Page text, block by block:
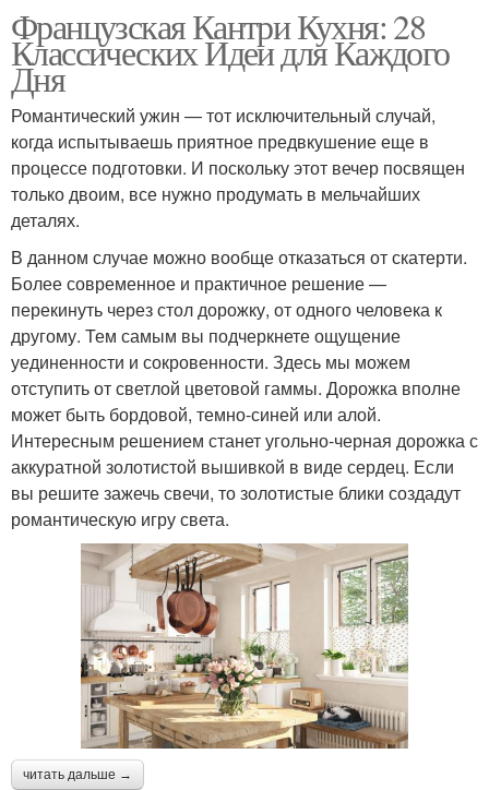
Французская Кантри Кухня: 28
Классических Идеи для Каждого
Дня
Романтический ужин — тот исключительный случай,
когда испытываешь приятное предвкушение еще в
процессе подготовки. И поскольку этот вечер посвящен
только двоим, все нужно продумать в мельчайших
деталях.
В данном случае можно вообще отказаться от скатерти.
Более современное и практичное решение —
перекинуть через стол дорожку, от одного человека к
другому. Тем самым вы подчеркнете ощущение
уединенности и сокровенности. Здесь мы можем
отступить от светлой цветовой гаммы. Дорожка вполне
может быть бордовой, темно-синей или алой.
Интересным решением станет угольно-черная дорожка с
аккуратной золотистой вышивкой в виде сердец. Если
вы решите зажечь свечи, то золотистые блики создадут
романтическую игру света.
читать дальше →